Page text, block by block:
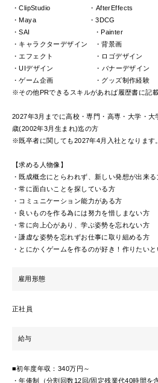
・ClipStudio ・AfterEffects
・Maya ・3DCG
・SAI ・Painter
・キャラクターデザイン ・背景画
・エフェクト ・ロゴデザイン
・UIデザイン ・バナーデザイン
・ゲーム企画 ・グッズ制作経験
※その他PRできるスキルがあれば履歴書に記載
2027年3月までに高校・専門・高専・大学・
歳(2002年3月生まれ)迄の方
※既卒者に関しても2027年4月入社となります。
【求める人物像】
・既成概念にとらわれず、新しい発想が出来る
・常に面白いことを探している方
・コミュニケーション能力がある方
・良いものを作る為には努力を惜しまない方
・常に向上心があり、学ぶ姿勢を忘れない方
・謙虚な姿勢を忘れずお仕事に取り組める方
・とにかくゲームを作るのが好き！作りたい
雇用形態
正社員
給与
■初年度年収：340万円～
・年俸制（分割回数12回/固定残業代40時間を